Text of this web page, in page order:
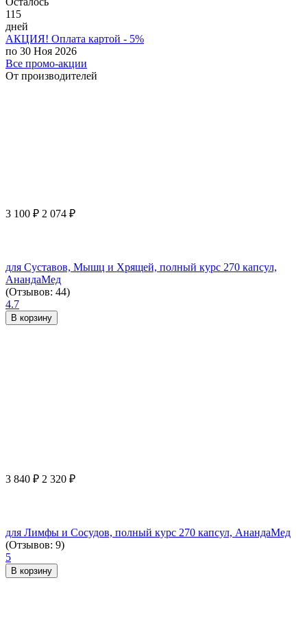
115
дней
АКЦИЯ! Оплата картой - 5%
по 30 Ноя 2026
Все промо-акции
От производителей
3 100 ₽ 2 074 ₽
для Суставов, Мышц и Хрящей, полный курс 270 капсул,
АнандаМед
(Отзывов: 44)
4.7
В корзину
3 840 ₽ 2 320 ₽
для Лимфы и Сосудов, полный курс 270 капсул, АнандаМед
(Отзывов: 9)
5
В корзину